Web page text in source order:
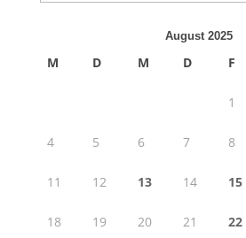
August 2025
M D M D F
1
4 5 6 7 8
11 12 13 14 15
18 19 20 21 22